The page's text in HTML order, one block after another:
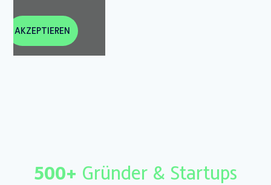
AKZEPTIEREN
500+ Gründer & Startups